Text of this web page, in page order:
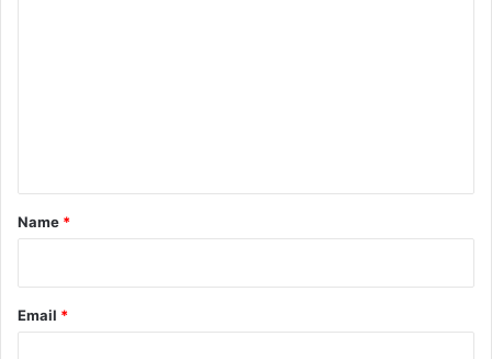
*
Name *
Email *